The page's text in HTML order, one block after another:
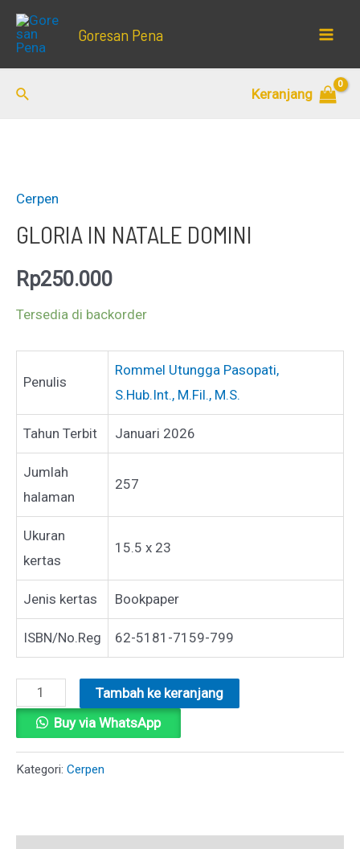
Lewati
Goresan Pena
Cari Keranjang
Cerpen
GLORIA IN NATALE DOMINI
Rp250.000
Tersedia di backorder
Penulis
Rommel Utungga Pasopati,
S.Hub.Int., M.Fil., M.S.
Tahun Terbit Januari 2026
Jumlah
halaman
257
Ukuran
kertas
15.5 x 23
Jenis kertas Bookpaper
ISBN/No.Reg 62-5181-7159-799
Kuantitas
GLORIA
IN
NATALE
Tambah ke keranjang
Buy via WhatsApp
Kategori: Cerpen